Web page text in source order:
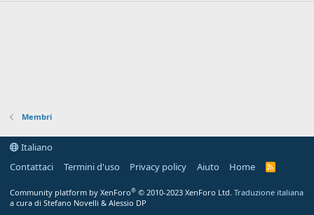
Membri
Italiano
Contattaci
Termini d'uso Privacy policy Aiuto Home
R
Community platform by XenForo® © 2010-2023 XenForo Ltd. Traduzione italiana
a cura di Stefano Novelli & Alessio DP